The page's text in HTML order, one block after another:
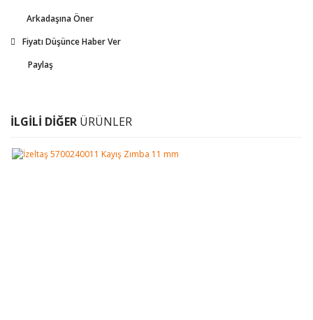
Arkadaşına Öner
Fiyatı Düşünce Haber Ver
Paylaş
İLGİLİ DİĞER ÜRÜNLER